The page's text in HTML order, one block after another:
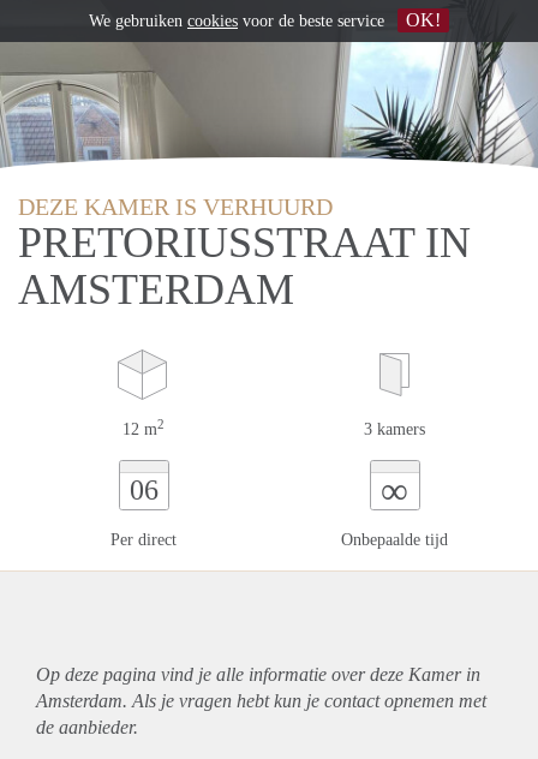
DEZE KAMER IS VERHUURD
PRETORIUSSTRAAT IN
AMSTERDAM
12 m2 3 kamers
06
Per direct
∞
Onbepaalde tijd
Op deze pagina vind je alle informatie over deze Kamer in
Amsterdam. Als je vragen hebt kun je contact opnemen met
de aanbieder.
We gebruiken cookies voor de beste service OK!